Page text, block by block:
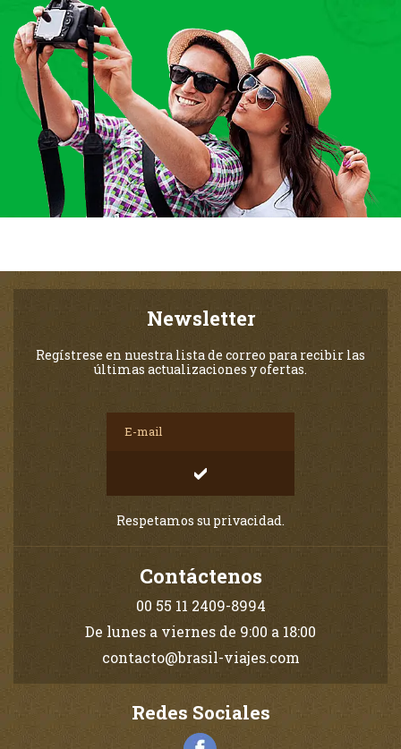
Newsletter
Regístrese en nuestra lista de correo para recibir las
últimas actualizaciones y ofertas.
Respetamos su privacidad.
Contáctenos
00 55 11 2409-8994
De lunes a viernes de 9:00 a 18:00
contacto@brasil-viajes.com
Redes Sociales